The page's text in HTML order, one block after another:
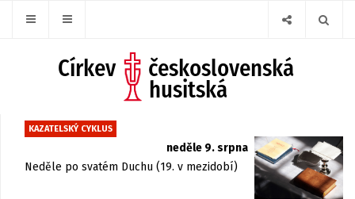
KAZATELSKÝ CYKLUS
neděle 9. srpna
Neděle po svatém Duchu (19. v mezidobí)